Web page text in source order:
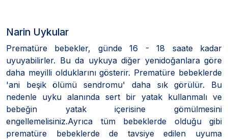
Narin Uykular
Prematüre bebekler, günde 16 - 18 saate kadar
uyuyabilirler. Bu da uykuya diğer yenidoğanlara göre
daha meyilli olduklarını gösterir. Prematüre bebeklerde
'ani beşik ölümü sendromu' daha sık görülür. Bu
nedenle uyku alanında sert bir yatak kullanmalı ve
bebeğin yatak içerisine gömülmesini
engellemelisiniz.Ayrıca tüm bebeklerde olduğu gibi
prematüre bebeklerde de tavsiye edilen uyuma